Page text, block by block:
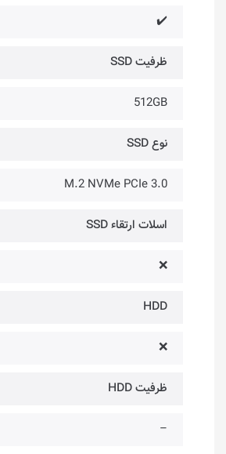
✔️
ظرفیت SSD
512GB
نوع SSD
M.2 NVMe PCIe 3.0
اسلات ارتقاء SSD
❌
HDD
❌
ظرفیت HDD
–